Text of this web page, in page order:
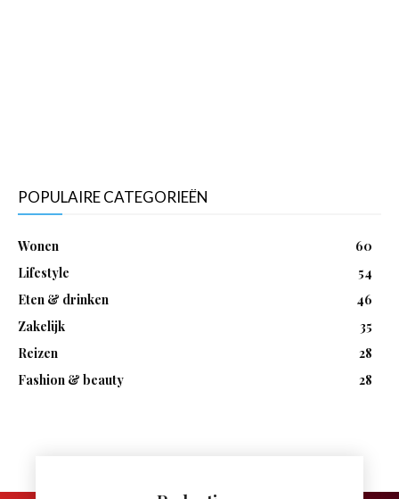
POPULAIRE CATEGORIEËN
Wonen
60
Lifestyle
54
Eten & drinken
46
Zakelijk
35
Reizen
28
Fashion & beauty
28